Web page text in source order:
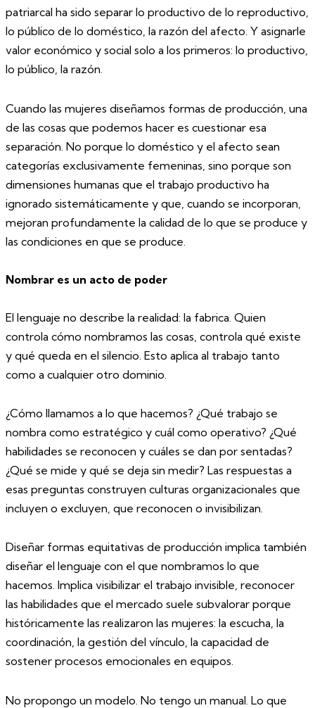
patriarcal ha sido separar lo productivo de lo reproductivo,
lo público de lo doméstico, la razón del afecto. Y asignarle
valor económico y social solo a los primeros: lo productivo,
lo público, la razón.
Cuando las mujeres diseñamos formas de producción, una
de las cosas que podemos hacer es cuestionar esa
separación. No porque lo doméstico y el afecto sean
categorías exclusivamente femeninas, sino porque son
dimensiones humanas que el trabajo productivo ha
ignorado sistemáticamente y que, cuando se incorporan,
mejoran profundamente la calidad de lo que se produce y
las condiciones en que se produce.
Nombrar es un acto de poder
El lenguaje no describe la realidad: la fabrica. Quien
controla cómo nombramos las cosas, controla qué existe
y qué queda en el silencio. Esto aplica al trabajo tanto
como a cualquier otro dominio.
¿Cómo llamamos a lo que hacemos? ¿Qué trabajo se
nombra como estratégico y cuál como operativo? ¿Qué
habilidades se reconocen y cuáles se dan por sentadas?
¿Qué se mide y qué se deja sin medir? Las respuestas a
esas preguntas construyen culturas organizacionales que
incluyen o excluyen, que reconocen o invisibilizan.
Diseñar formas equitativas de producción implica también
diseñar el lenguaje con el que nombramos lo que
hacemos. Implica visibilizar el trabajo invisible, reconocer
las habilidades que el mercado suele subvalorar porque
históricamente las realizaron las mujeres: la escucha, la
coordinación, la gestión del vínculo, la capacidad de
sostener procesos emocionales en equipos.
No propongo un modelo. No tengo un manual. Lo que